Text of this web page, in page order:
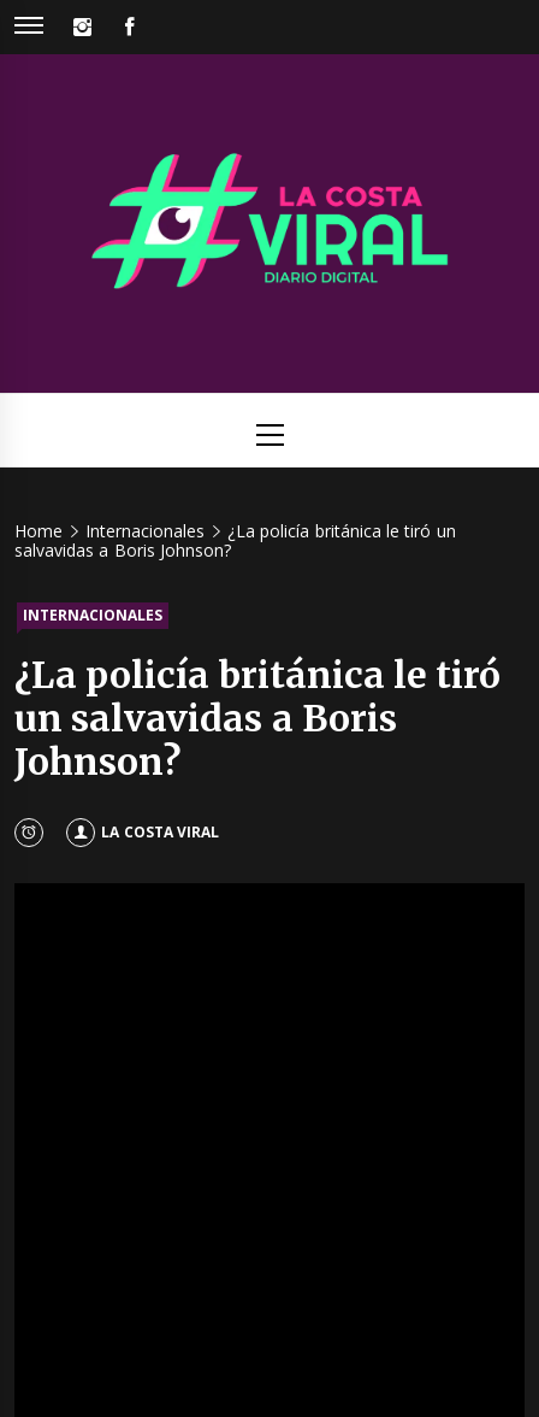
Skip
INSTAGRAM
Viral
Menu
Home Internacionales
¿La policía británica le tiró un
salvavidas a Boris Johnson?
INTERNACIONALES
¿La policía británica le tiró
un salvavidas a Boris
Johnson?
LA COSTA VIRAL